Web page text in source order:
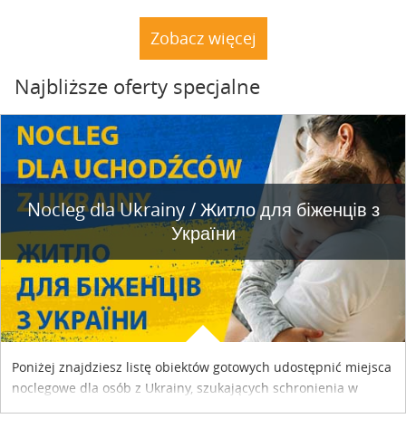
dacze. Nie stoją. A natura powoli dochodzi do siebie.
Zobacz więcej
Najbliższe oferty specjalne
Nocleg dla Ukrainy / Житло для бiженцiв з
України
Poniżej znajdziesz listę obiektów gotowych udostępnić miejsca
noclegowe dla osób z Ukrainy, szukających schronienia w